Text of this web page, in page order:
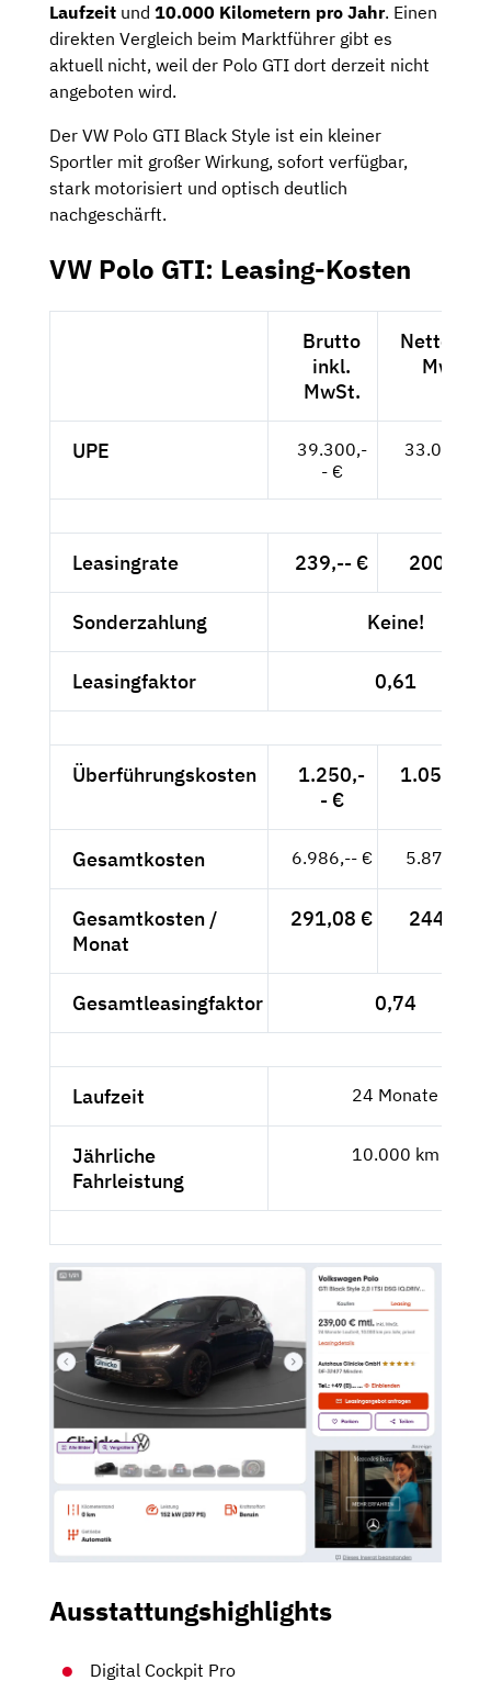
Laufzeit und 10.000 Kilometern pro Jahr. Einen
direkten Vergleich beim Marktführer gibt es
aktuell nicht, weil der Polo GTI dort derzeit nicht
angeboten wird.
Der VW Polo GTI Black Style ist ein kleiner
Sportler mit großer Wirkung, sofort verfügbar,
stark motorisiert und optisch deutlich
nachgeschärft.
VW Polo GTI: Leasing-Kosten
Brutto
inkl.
MwSt.
Netto
MwSt.
UPE
39.300,-
- €
33.025,--
Leasingrate 239,-- € 200,84 €
Sonderzahlung Keine!
Leasingfaktor 0,61
Überführungskosten
1.250,-
- €
1.050,42
Gesamtkosten 6.986,-- € 5.870,59
Gesamtkosten /
Monat
291,08 € 244,61 €
Gesamtleasingfaktor 0,74
Laufzeit 24 Monate
Jährliche
Fahrleistung
10.000 km
Ausstattungshighlights
Digital Cockpit Pro